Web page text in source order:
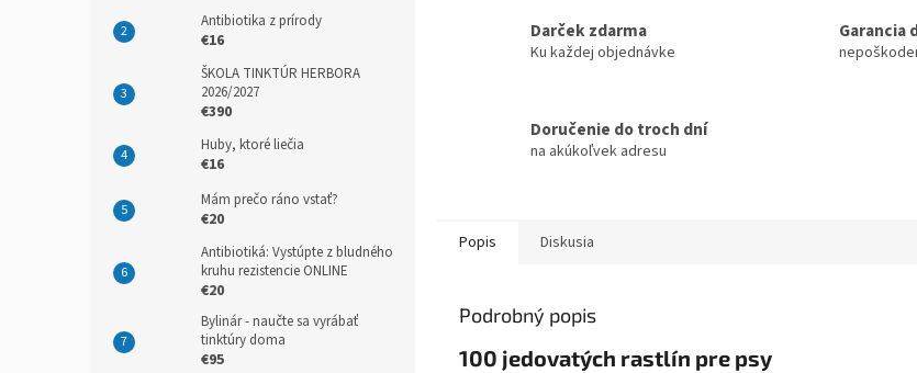
Antibiotika z prírody
€16
ŠKOLA TINKTÚR HERBORA
2026/2027
€390
Huby, ktoré liečia
€16
Mám prečo ráno vstať?
€20
Antibiotiká: Vystúpte z bludného
kruhu rezistencie ONLINE
€20
Bylinár - naučte sa vyrábať
tinktúry doma
€95
Darček zdarma
Ku každej objednávke
Garancia
Doručenie do troch dní
na akúkoľvek adresu
Popis Diskusia
Podrobný popis
100 jedovatých rastlín pre psy